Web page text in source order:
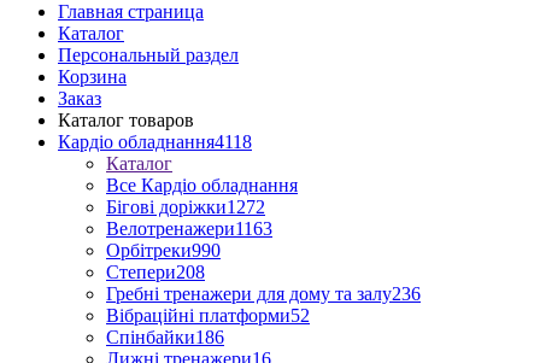
Главная страница
Каталог
Персональный раздел
Корзина
Заказ
Каталог товаров
Кардіо обладнання4118
Каталог
Все Кардіо обладнання
Бігові доріжки1272
Велотренажери1163
Орбітреки990
Степери208
Гребні тренажери для дому та залу236
Вібраційні платформи52
Спінбайки186
Лижні тренажери16